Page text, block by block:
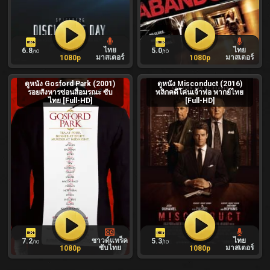
6.8/10
ไทย
มาสเตอร์
1080p
5.0/10
ไทย
มาสเตอร์
1080p
ดูหนัง Gosford Park (2001)
รอยสังหารซ่อนสื่อมรณะ ซับ
ไทย [Full-HD]
7.2/10
ซาวด์แทร็ค
ซับไทย
1080p
ดูหนัง Misconduct (2016)
พลิกคดีโค่นเจ้าพ่อ พากย์ไทย
[Full-HD]
5.3/10
ไทย
มาสเตอร์
1080p